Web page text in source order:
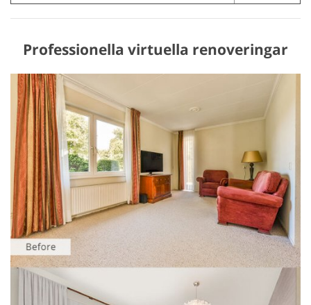
Professionella virtuella renoveringar